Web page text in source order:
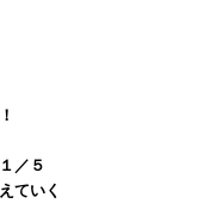
／５
ていく